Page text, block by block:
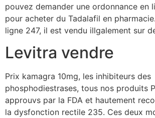
pouvez demander une ordonnance en
pour acheter du Tadalafil en
ligne 247, il est vendu illgalement sur
Levitra vendre
Prix kamagra 10mg, les inhibiteurs des
phosphodiestrases, tous nos produits
approuvs par la FDA et hautement
la dysfonction rectile 235. Ces deux